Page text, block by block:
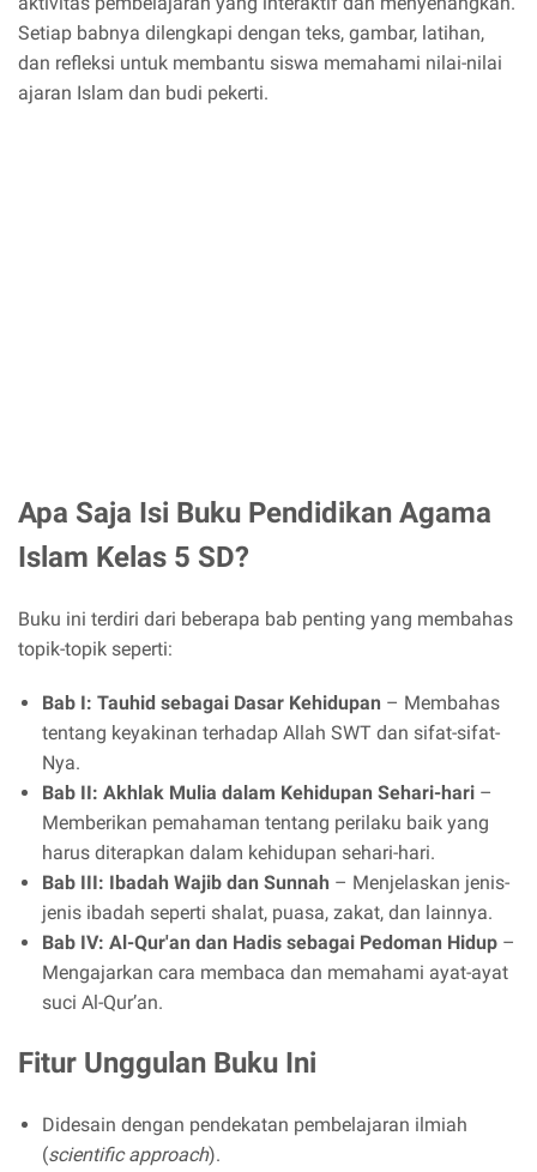
Setiap babnya dilengkapi dengan teks, gambar, latihan,
dan refleksi untuk membantu siswa memahami nilai-nilai
ajaran Islam dan budi pekerti.
Apa Saja Isi Buku Pendidikan Agama
Islam Kelas 5 SD?
Buku ini terdiri dari beberapa bab penting yang membahas
topik-topik seperti:
Bab I: Tauhid sebagai Dasar Kehidupan – Membahas
tentang keyakinan terhadap Allah SWT dan sifat-sifat-
Nya.
Bab II: Akhlak Mulia dalam Kehidupan Sehari-hari –
Memberikan pemahaman tentang perilaku baik yang
harus diterapkan dalam kehidupan sehari-hari.
Bab III: Ibadah Wajib dan Sunnah – Menjelaskan jenis-
jenis ibadah seperti shalat, puasa, zakat, dan lainnya.
Bab IV: Al-Qur'an dan Hadis sebagai Pedoman Hidup –
Mengajarkan cara membaca dan memahami ayat-ayat
suci Al-Qur’an.
Fitur Unggulan Buku Ini
Didesain dengan pendekatan pembelajaran ilmiah
(scientific approach).